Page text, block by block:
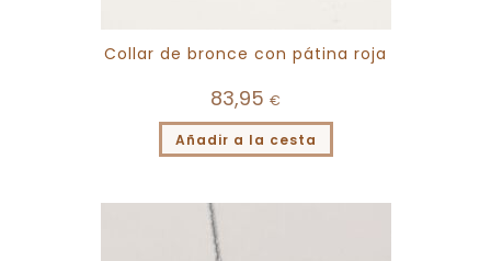
Collar de bronce con pátina roja
83,95 €
Añadir a la cesta